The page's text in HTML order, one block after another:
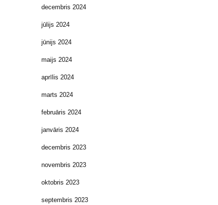
decembris 2024
jūlijs 2024
jūnijs 2024
maijs 2024
aprīlis 2024
marts 2024
februāris 2024
janvāris 2024
decembris 2023
novembris 2023
oktobris 2023
septembris 2023